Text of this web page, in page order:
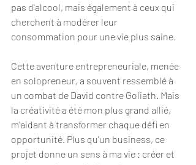
pas d'alcool, mais également à ceux qui
cherchent à modérer leur
consommation pour une vie plus saine.
Cette aventure entrepreneuriale, menée
en solopreneur, a souvent ressemblé à
un combat de David contre Goliath. Mais
la créativité a été mon plus grand allié,
m'aidant à transformer chaque défi en
opportunité. Plus qu'un business, ce
projet donne un sens à ma vie : créer et